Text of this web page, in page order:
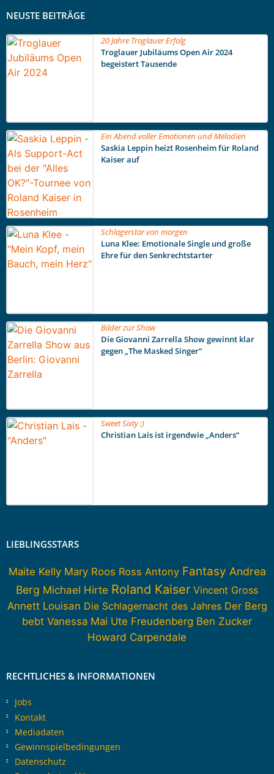
NEUSTE BEITRÄGE
20 Jahre Troglauer Erfolg
Troglauer Jubiläums Open Air 2024
begeistert Tausende
Ein Abend voller Emotionen und Melodien
Saskia Leppin heizt Rosenheim für Roland
Kaiser auf
Schlagerstar von morgen
Luna Klee: Emotionale Single und große
Ehre für den Senkrechtstarter
Bilder zur Show
Die Giovanni Zarrella Show gewinnt klar
gegen „The Masked Singer“
Sweet Sixty ;)
Christian Lais ist irgendwie „Anders“
LIEBLINGSSTARS
Maite Kelly Mary Roos Ross Antony Fantasy Andrea
Berg Michael Hirte Roland Kaiser Vincent Gross
Annett Louisan Die Schlagernacht des Jahres Der Berg
bebt Vanessa Mai Ute Freudenberg Ben Zucker
Howard Carpendale
RECHTLICHES & INFORMATIONEN
Jobs
Kontakt
Mediadaten
Gewinnspielbedingungen
Datenschutz